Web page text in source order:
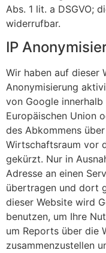
Abs. 1 lit. a DSGVO;
widerrufbar.
IP
Wir haben auf dieser
Anonymisierung
von Google
Europäischen Union
des Abkommens
Wirtschaftsraum vor
gekürzt. Nur in
Adresse an einen
übertragen und dort
dieser Website wird
benutzen, um Ihre
um Reports über die
zusammenzustellen